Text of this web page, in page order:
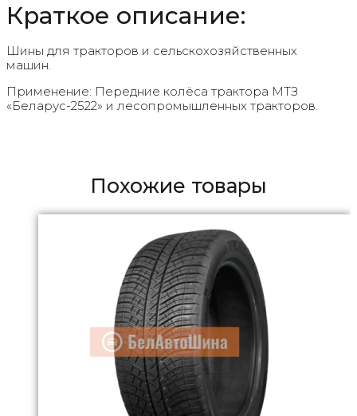
Краткое описание:
Шины для тракторов и сельскохозяйственных
машин.
Применение: Передние колёса трактора МТЗ
«Беларус-2522» и лесопромышленных тракторов.
Похожие товары